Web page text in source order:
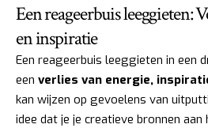
Een reageerbuis leeggieten:
en inspiratie
Een reageerbuis leeggieten in een
een verlies van energie,
kan wijzen op gevoelens van
idee dat je je creatieve bronnen